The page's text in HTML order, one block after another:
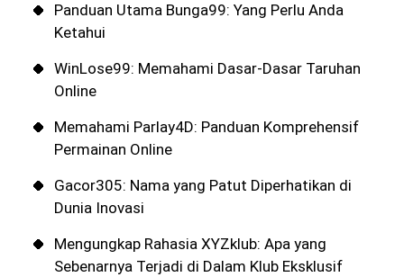
Panduan Utama Bunga99: Yang Perlu Anda
Ketahui
WinLose99: Memahami Dasar-Dasar Taruhan
Online
Memahami Parlay4D: Panduan Komprehensif
Permainan Online
Gacor305: Nama yang Patut Diperhatikan di
Dunia Inovasi
Mengungkap Rahasia XYZklub: Apa yang
Sebenarnya Terjadi di Dalam Klub Eksklusif